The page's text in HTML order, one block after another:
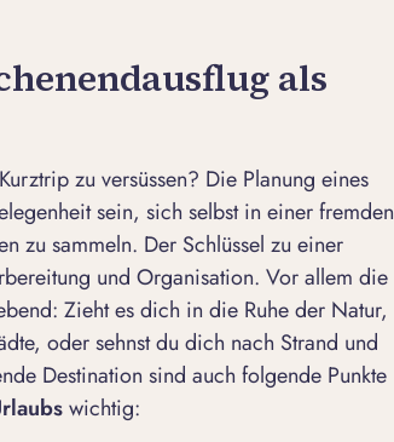
als
zu versüssen? Die Planung eines
sein, sich selbst in einer fremden
zu sammeln. Der Schlüssel zu einer
und Organisation. Vor allem die
Zieht es dich in die Ruhe der Natur,
oder sehnst du dich nach Strand und
Destination sind auch folgende Punkte
wichtig: